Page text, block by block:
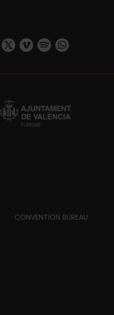
visit_valencia/
user/
www.facebook.com/
https://twitter.com/
https://vimeo.com/
https://https://api.whatsapp.com/
CONVENTION BUREAU